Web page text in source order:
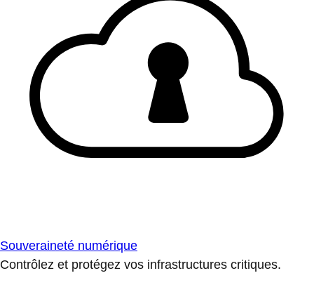
Souveraineté numérique
Contrôlez et protégez vos infrastructures critiques.